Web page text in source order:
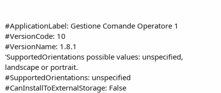
#ApplicationLabel: Gestione Comande Operatore 1
#VersionCode: 10
#VersionName: 1.8.1
'SupportedOrientations possible values: unspecified,
landscape or portrait.
#SupportedOrientations: unspecified
#CanInstallToExternalStorage: False